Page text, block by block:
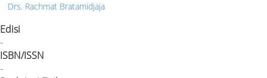
Drs. Rachmat Bratamidjaja
Edisi
-
ISBN/ISSN
-